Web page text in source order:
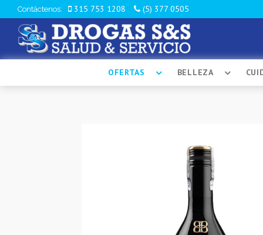
Contáctenos: 315 753 1208 (5) 377 0505
OFERTAS BELLEZA